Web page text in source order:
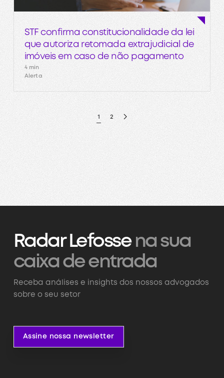
STF confirma constitucionalidade da lei
que autoriza retomada extrajudicial de
imóveis em caso de não pagamento
4 min
Alerta
1 2
Radar Lefossena sua
caixa de entrada
Receba análises e insights dos nossos advogados
sobre o seu setor
Assine nossa newsletter